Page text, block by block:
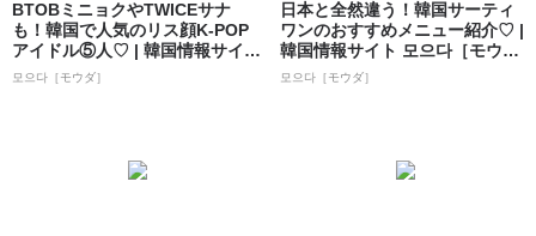
BTOBミニョクやTWICEサナ
も！韓国で人気のリス顔K-POP
アイドル⑤人♡ | 韓国情報サイ
ト...
모으다［モウダ］
日本と全然違う！韓国サーティ
ワンのおすすめメニュー紹介♡ |
韓国情報サイト 모으다［モウ
ダ］
모으다［モウダ］